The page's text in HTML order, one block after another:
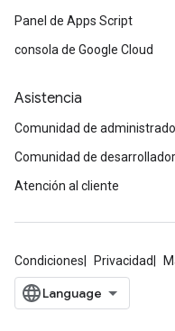
Panel de Apps Script
consola de Google Cloud
Asistencia
Comunidad de
Comunidad de
Atención al cliente
Condiciones Privacidad